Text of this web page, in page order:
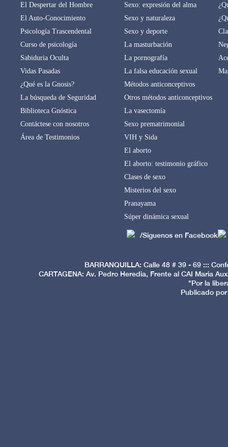
El Despertar del Hombre
El Auto-Conocimiento
Psicología Trascendental
Curso de psicología
Sabiduria Oculta
Vidas Pasadas
¿Qué es la Gnosis?
La búsqueda de Seguridad
Biblioteca Gnóstica
Contáctese con nosotros
Área de Testimonios
Sexo: expresión del alma
Sexo y naturaleza
Sexo y deporte
La masturbación
La pornografía
La falsa educación sexual
Métodos anticonceptivos
Otros métodos anticonceptivos
La vasectomía
Sexo prematrimonial
VIH y Sida
El aborto
El aborto: testimonio gráfico
Clases de sexo
Misterios del sexo
Pranayama
Súper dinámica sexual
/Siguenos en Facebook
BARRANQUILLA: Calle 48 # 39 - 69 :::
CARTAGENA: Av. Pedro Heredia, Frente al CAI Maria
"Por la
Publicado